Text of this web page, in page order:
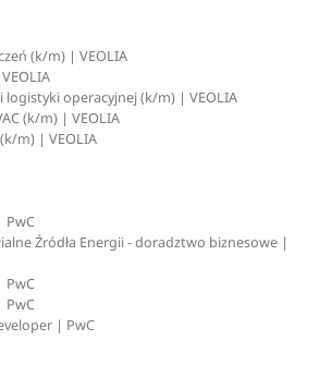
(k/m) | VEOLIA
operacyjnej (k/m) | VEOLIA
(k/m) | VEOLIA
m) | VEOLIA
PwC
Źródła Energii - doradztwo biznesowe |
PwC
PwC
| PwC